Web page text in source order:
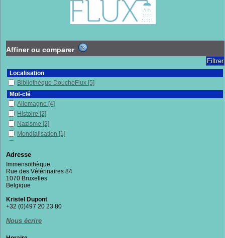
Affiner ou comparer
Localisation
Bibliothèque DoucheFlux [5]
Mot-clé
Allemagne [4]
Histoire [2]
Nazisme [2]
Mondialisation [1]
Transphobie
Sexisme[1]
Sciences Politiques
Résistance politique
Propriété privée
Philosophie
Pauvreté
Adresse
Immensothèque
Rue des Vétérinaires 84
1070 Bruxelles
Belgique
Kristel Dupont
+32 (0)497 20 23 80
Nous écrire